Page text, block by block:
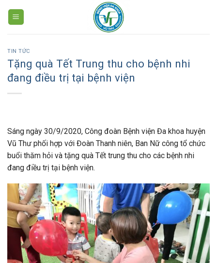
TIN TỨC
Tặng quà Tết Trung thu cho bệnh nhi
đang điều trị tại bệnh viện
Sáng ngày 30/9/2020, Công đoàn Bệnh viện Đa khoa huyện
Vũ Thư phối hợp với Đoàn Thanh niên, Ban Nữ công tổ chức
buổi thăm hỏi và tặng quà Tết trung thu cho các bệnh nhi
đang điều trị tại bệnh viện.